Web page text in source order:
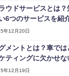
ウドサービスとは
6つのサービスを紹
年12月20日
メントとは？車で
ティングに欠かせな
年12月19日